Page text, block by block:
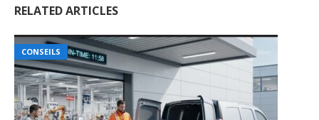
RELATED ARTICLES
CONSEILS